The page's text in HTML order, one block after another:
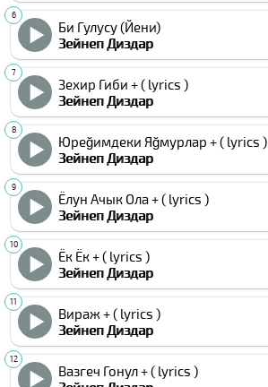
Би Гулусу (Йени)
Зейнеп Диздар
Зехир Гиби + ( lyrics )
Зейнеп Диздар
Юреğимдеки Яğмурлар + ( lyrics )
Зейнеп Диздар
Ёлун Ачык Ола + ( lyrics )
Зейнеп Диздар
Ёк Ёк + ( lyrics )
Зейнеп Диздар
Вираж + ( lyrics )
Зейнеп Диздар
Вазгеч Гонул + ( lyrics )